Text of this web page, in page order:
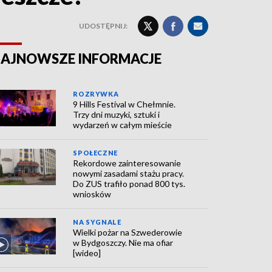
UDOSTĘPNIJ:
INFORMACJE
ROZRYWKA
9 Hills Festival w Chełmnie.
Trzy dni muzyki, sztuki i
wydarzeń w całym mieście
SPOŁECZNE
Rekordowe zainteresowanie
nowymi zasadami stażu pracy.
Do ZUS trafiło ponad 800 tys.
wniosków
NA SYGNALE
Wielki pożar na Szwederowie
w Bydgoszczy. Nie ma ofiar
[wideo]